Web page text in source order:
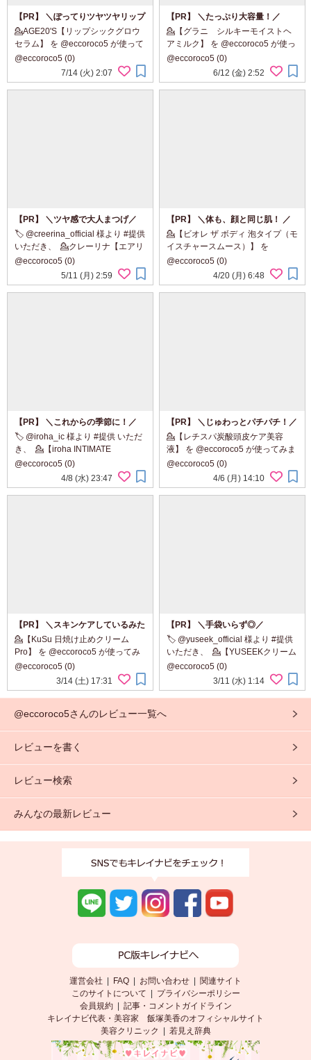
【PR】 ＼ぽってりツヤツヤリップ
／ チューブ型なのが特にいい！
💁AGE20'S【リップシックグロウ
セラム】 を @eccoroco5 が使って
みました 使用色： 03 Good
Morning Rose 07 Sunshine Coral
09 Rouge Brick ▼ ˗ˏˋ ℙ𝕣...
@eccoroco5 (0)
7/14 (火) 2:07
【PR】 ＼たっぷり大容量！／
💁【グラニ シルキーモイストヘ
アミルク】 を @eccoroco5 が使っ
てみました ⁡ ⁡ ▼ ⁡ ˗ˏˋ ℙ𝕣𝕠𝕕𝕦𝕔𝕥 ...
@eccoroco5 (0)
6/12 (金) 2:52
【PR】 ＼ツヤ感で大人まつげ／
まるで”生感覚”カールマスカラ
🏷️ @creerina_official 様より #提供
いただき、 ⁡ 💁クレーリナ【エアリ
ーカールマスカラ ナチュラルロン
グ シアーブラック】 を
@eccoroco5 が使ってみました ⁡ ⁡ ...
@eccoroco5 (0)
5/11 (月) 2:59
【PR】 ＼体も、顔と同じ肌！ ／
もっちり泡でやさしく洗おう
💁【ビオレ ザ ボディ 泡タイプ（モ
イスチャースムース）】 を
@eccoro o5 が使ってみました ⁡ ▼ ⁡ ⁡
˗ˏˋ ℝ𝕖𝕒𝕝 𝕣⻯...
@eccoroco5 (0)
4/20 (月) 6:48
【PR】 ＼これからの季節に！／
🏷️ @iroha_ic 様より #提供 いただ
き、 ⁡ 💁【iroha INTIMATE
WASH【 FOAM TYPE 】シトラス
ノートとミントの香り】 を
@eccoroco5 が使ってみました ⁡ ⁡ ⁡
@eccoroco5 (0)
4/8 (水) 23:47
【PR】 ＼じゅわっとパチパチ！／
💁【レチスパ炭酸頭皮ケア美容
液】 を @eccoroco5 が使ってみま
した ⁡ ⁡ ⁡ ▼ ⁡ ⁡ ˗ˏˋ ℝ𝕖𝕒𝕝 𝕣𝕖...
@eccoroco5 (0)
4/6 (月) 14:10
【PR】 ＼スキンケアしているみた
いに使える！／ UVクリーム
💁【KuSu 日焼け止めクリーム
Pro】 を @eccoroco5 が使ってみ
ました ⁡ 使用色：クリア ⁡ ▼ ⁡ ⁡ ˗ˏˋ
@eccoroco5 (0)
3/14 (土) 17:31
【PR】 ＼手袋いらず◎／
🏷️ @yuseek_official 様より #提供
いただき、 ⁡ 💁【YUSEEKクリーム
シャンプー】 を @eccoroco5 が使
ってみました ⁡ 使用色：ダークブラ
ウン ⁡ ⁡ ▼ ̼...
@eccoroco5 (0)
3/11 (水) 1:14
@eccoroco5さんのレビュー一覧へ
レビューを書く
レビュー検索
みんなの最新レビュー
運営会社 FAQ お問い合わせ
関連サイト
このサイトについて
プライバシーポリシー
会員規約| 記事・コメントガイドライン
キレイナビ代表・美容家 飯塚美香のオフィシャルサイト
美容クリニック
若見え辞典